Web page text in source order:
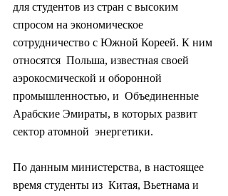
для студентов из стран с высоким
спросом на экономическое
сотрудничество с Южной Кореей. К ним
относятся  Польша, известная своей
аэрокосмической и оборонной
промышленностью, и  Объединенные
Арабские Эмираты, в которых развит
сектор атомной  энергетики.
По данным министерства, в настоящее
время студенты из  Китая, Вьетнама и